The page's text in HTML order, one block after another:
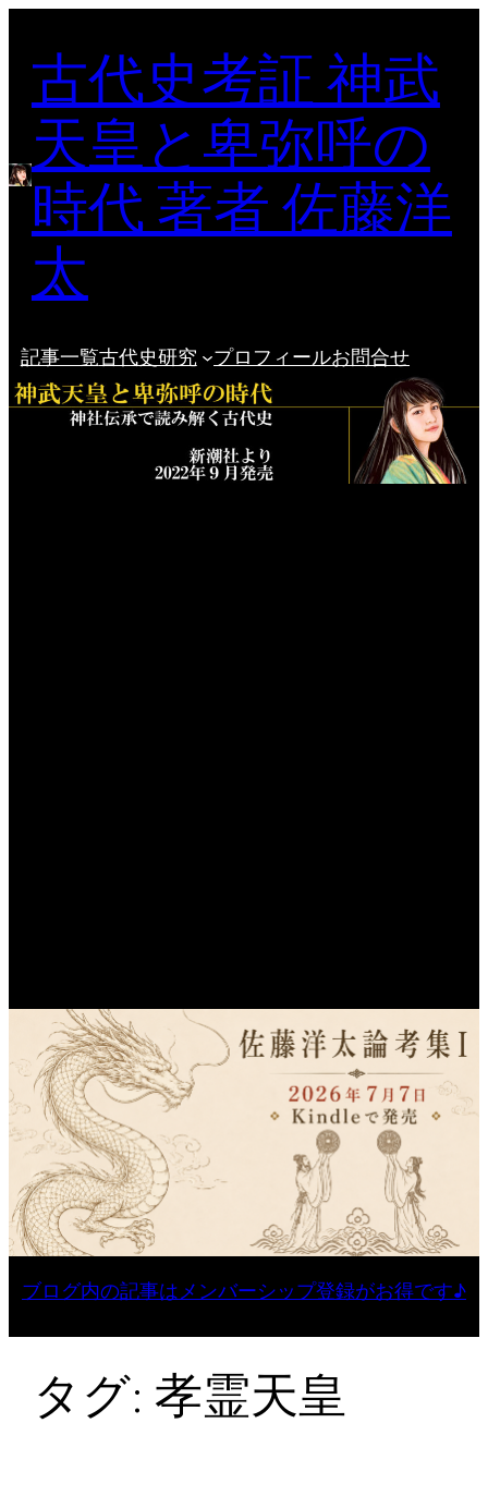
ッ
古代史考証 神武
天皇と卑弥呼の
時代 著者 佐藤洋
太
記事一覧古代史研究 プロフィールお問合せ
ブログ内の記事はメンバーシップ登録がお得です♪
タグ: 孝霊天皇